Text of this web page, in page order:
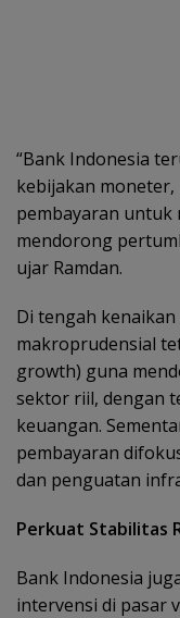
“Bank Indonesia
kebijakan
pembayaran untuk
mendorong
ujar Ramdan.
Di tengah
makroprudensial
growth) guna
sektor riil, dengan
keuangan.
pembayaran
dan penguatan
Perkuat Stabilitas
Bank Indonesia
intervensi di pasar